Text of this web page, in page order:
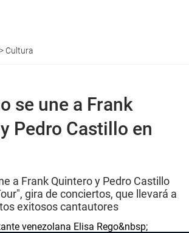
> Cultura
se une a Frank
Pedro Castillo en
a Frank Quintero y Pedro Castillo
gira de conciertos, que llevará a
exitosos cantautores